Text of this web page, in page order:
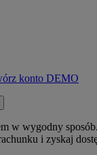
konto DEMO
w wygodny sposób.
i zyskaj